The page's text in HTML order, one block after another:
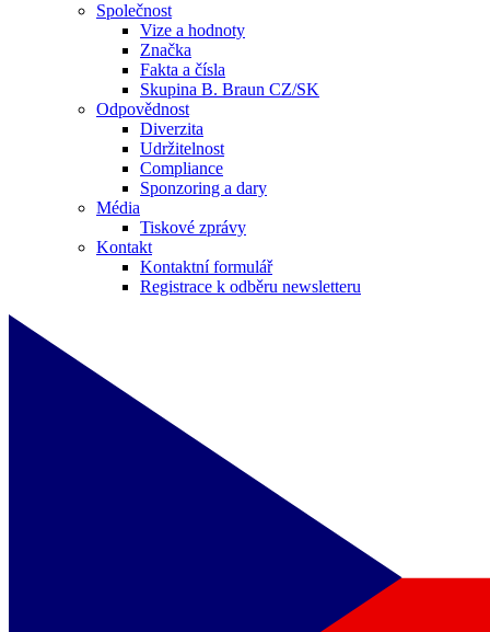
Společnost
Vize a hodnoty
Značka
Fakta a čísla
Skupina B. Braun CZ/SK
Odpovědnost
Diverzita
Udržitelnost
Compliance
Sponzoring a dary
Média
Tiskové zprávy
Kontakt
Kontaktní formulář
Registrace k odběru newsletteru